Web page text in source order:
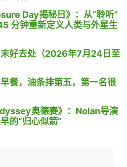
Day揭秘日》：从“聆听”
分钟重新定义人类与外星生
末好去处（2026年7月24日至
餐，油条排第五，第一名很
奥德赛》：Nolan导演
的“归心似箭”